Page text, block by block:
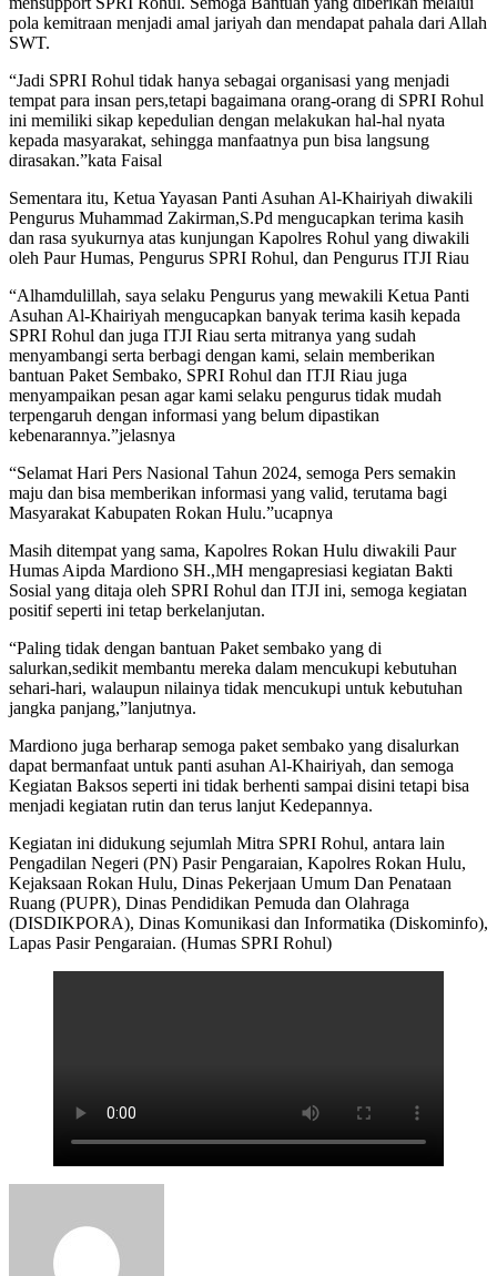
pola kemitraan menjadi amal jariyah dan mendapat pahala dari Allah
SWT.
“Jadi SPRI Rohul tidak hanya sebagai organisasi yang menjadi
tempat para insan pers,tetapi bagaimana orang-orang di SPRI Rohul
ini memiliki sikap kepedulian dengan melakukan hal-hal nyata
kepada masyarakat, sehingga manfaatnya pun bisa langsung
dirasakan.”kata Faisal
Sementara itu, Ketua Yayasan Panti Asuhan Al-Khairiyah diwakili
Pengurus Muhammad Zakirman,S.Pd mengucapkan terima kasih
dan rasa syukurnya atas kunjungan Kapolres Rohul yang diwakili
oleh Paur Humas, Pengurus SPRI Rohul, dan Pengurus ITJI Riau
“Alhamdulillah, saya selaku Pengurus yang mewakili Ketua Panti
Asuhan Al-Khairiyah mengucapkan banyak terima kasih kepada
SPRI Rohul dan juga ITJI Riau serta mitranya yang sudah
menyambangi serta berbagi dengan kami, selain memberikan
bantuan Paket Sembako, SPRI Rohul dan ITJI Riau juga
menyampaikan pesan agar kami selaku pengurus tidak mudah
terpengaruh dengan informasi yang belum dipastikan
kebenarannya.”jelasnya
“Selamat Hari Pers Nasional Tahun 2024, semoga Pers semakin
maju dan bisa memberikan informasi yang valid, terutama bagi
Masyarakat Kabupaten Rokan Hulu.”ucapnya
Masih ditempat yang sama, Kapolres Rokan Hulu diwakili Paur
Humas Aipda Mardiono SH.,MH mengapresiasi kegiatan Bakti
Sosial yang ditaja oleh SPRI Rohul dan ITJI ini, semoga kegiatan
positif seperti ini tetap berkelanjutan.
“Paling tidak dengan bantuan Paket sembako yang di
salurkan,sedikit membantu mereka dalam mencukupi kebutuhan
sehari-hari, walaupun nilainya tidak mencukupi untuk kebutuhan
jangka panjang,”lanjutnya.
Mardiono juga berharap semoga paket sembako yang disalurkan
dapat bermanfaat untuk panti asuhan Al-Khairiyah, dan semoga
Kegiatan Baksos seperti ini tidak berhenti sampai disini tetapi bisa
menjadi kegiatan rutin dan terus lanjut Kedepannya.
Kegiatan ini didukung sejumlah Mitra SPRI Rohul, antara lain
Pengadilan Negeri (PN) Pasir Pengaraian, Kapolres Rokan Hulu,
Kejaksaan Rokan Hulu, Dinas Pekerjaan Umum Dan Penataan
Ruang (PUPR), Dinas Pendidikan Pemuda dan Olahraga
(DISDIKPORA), Dinas Komunikasi dan Informatika (Diskominfo),
Lapas Pasir Pengaraian. (Humas SPRI Rohul)